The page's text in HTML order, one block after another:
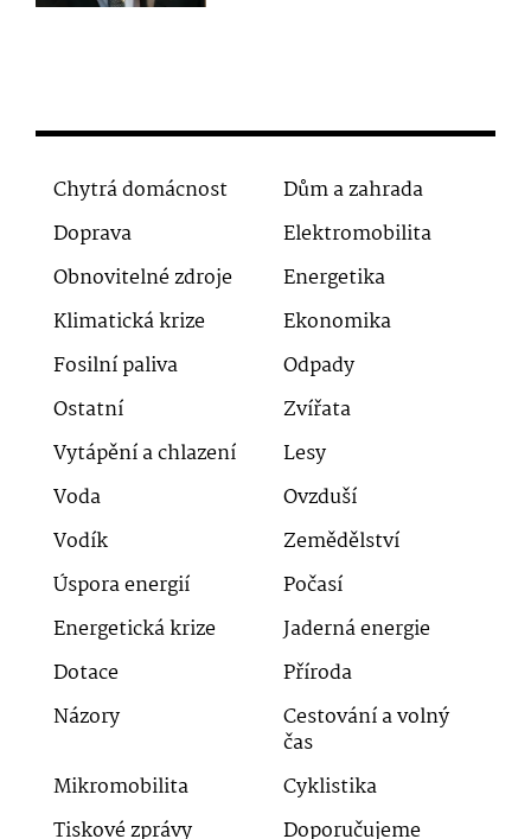
Chytrá domácnost
Dům a zahrada
Doprava
Elektromobilita
Obnovitelné zdroje
Energetika
Klimatická krize
Ekonomika
Fosilní paliva
Odpady
Ostatní
Zvířata
Vytápění a chlazení
Lesy
Voda
Ovzduší
Vodík
Zemědělství
Úspora energií
Počasí
Energetická krize
Jaderná energie
Dotace
Příroda
Názory
Cestování a volný
čas
Mikromobilita
Cyklistika
Tiskové zprávy
Doporučujeme